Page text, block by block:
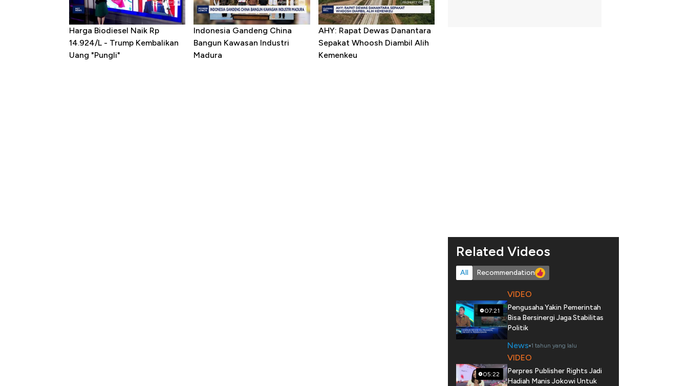
Harga Biodiesel Naik Rp
14.924/L - Trump Kembalikan
Uang "Pungli"
Indonesia Gandeng China
Bangun Kawasan Industri
Madura
AHY: Rapat Dewas Danantara
Sepakat Whoosh Diambil Alih
Kemenkeu
Related Videos
All Recommendation
07:21
VIDEO
Pengusaha Yakin Pemerintah
Bisa Bersinergi Jaga Stabilitas
Politik
News 1 tahun yang lalu
05:22
VIDEO
Perpres Publisher Rights Jadi
Hadiah Manis Jokowi Untuk